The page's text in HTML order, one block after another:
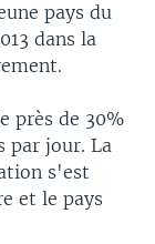
pays du
dans la
près de 30%
par jour. La
s'est
et le pays